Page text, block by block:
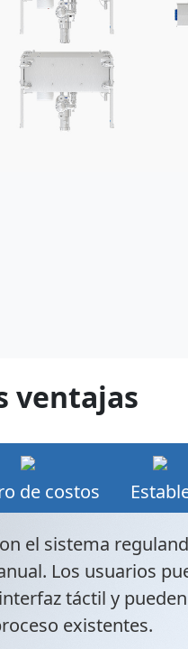
ventajas
de costos
el sistema
Los usuarios
táctil y
existentes.